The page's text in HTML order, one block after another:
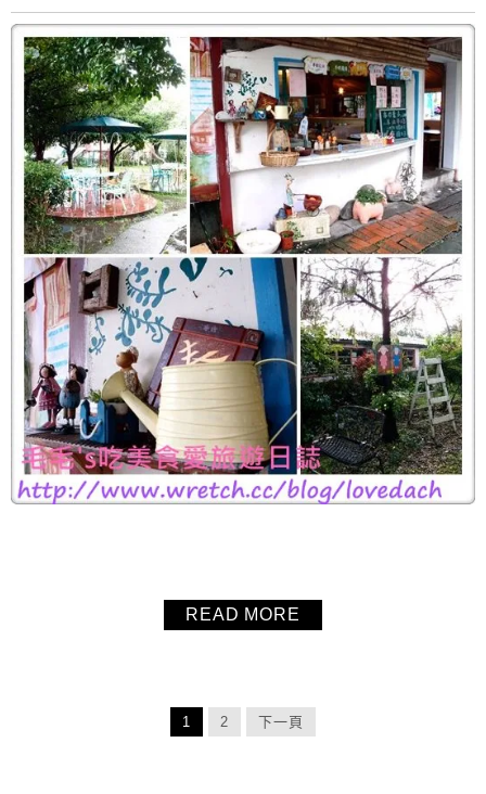
READ MORE
1 2 下一頁